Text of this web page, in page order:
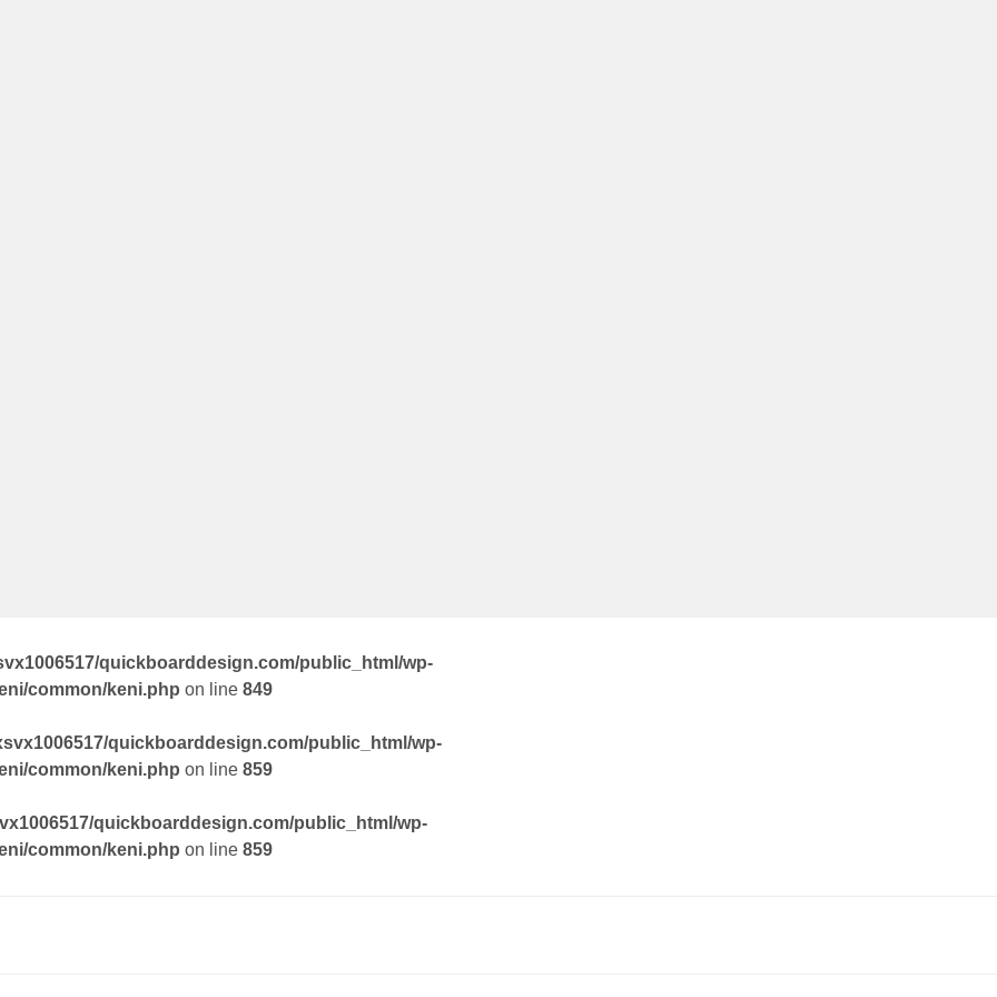
quickboarddesign.com/public_html/wp-
common/keni.php on line 849
quickboarddesign.com/public_html/wp-
common/keni.php on line 859
quickboarddesign.com/public_html/wp-
common/keni.php on line 859